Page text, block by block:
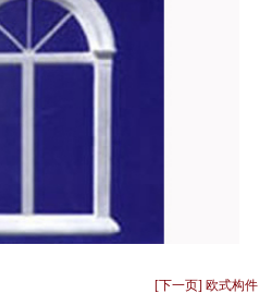
[下一页] 欧式构件